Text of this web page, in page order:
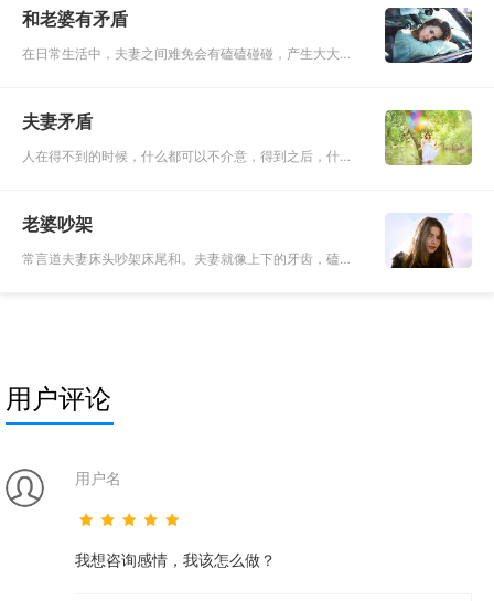
会不相容，所以夫妻吵架的次数就会增多。
和老婆有矛盾
在日常生活中，夫妻之间难免会有磕磕碰碰，产生大大小
化解，不能随随便便
夫妻矛盾
人在得不到的时候，什么都可以不介意，得到之后，什么
要更好的在一起。夫妻
老婆吵架
常言道夫妻床头吵架床尾和。夫妻就像上下的牙齿，磕磕
用户评论
用户名
我想咨询感情，我该怎么做？